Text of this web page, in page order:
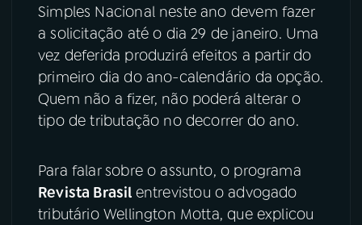
PODCASTS
06VIDEOCASTS
08 FESTIVAL DE MÚSICA
Simples Nacional neste ano devem fazer
a solicitação até o dia 29 de janeiro. Uma
vez deferida produzirá efeitos a partir do
primeiro dia do ano-calendário da opção.
Quem não a fizer, não poderá alterar o
tipo de tributação no decorrer do ano.
Para falar sobre o assunto, o programa
Revista Brasil entrevistou o advogado
tributário Wellington Motta, que explicou